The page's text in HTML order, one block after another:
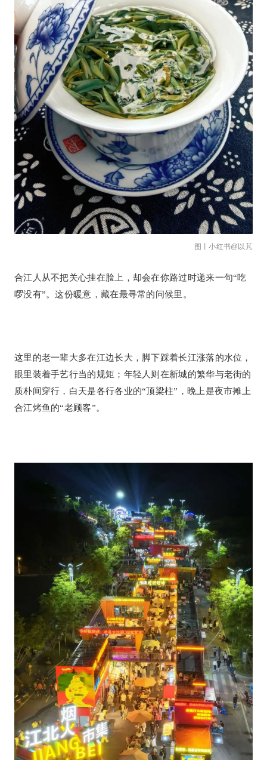
图丨小红书@以芃
合江人从不把关心挂在脸上，却会在你路过时递来一句“吃
啰没有”。这份暖意，藏在最寻常的问候里。
这里的老一辈大多在江边长大，脚下踩着长江涨落的水位，
眼里装着手艺行当的规矩；年轻人则在新城的繁华与老街的
质朴间穿行，白天是各行各业的“顶梁柱”，晚上是夜市摊上
合江烤鱼的“老顾客”。